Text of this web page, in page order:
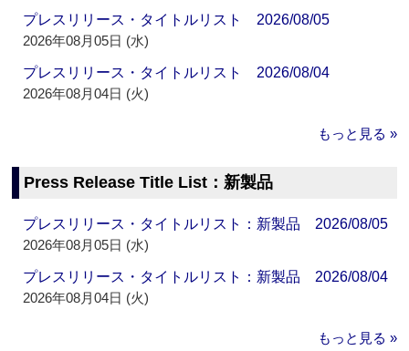
プレスリリース・タイトルリスト 2026/08/05
2026年08月05日 (水)
プレスリリース・タイトルリスト 2026/08/04
2026年08月04日 (火)
もっと見る »
Press Release Title List：新製品
プレスリリース・タイトルリスト：新製品 2026/08/05
2026年08月05日 (水)
プレスリリース・タイトルリスト：新製品 2026/08/04
2026年08月04日 (火)
もっと見る »